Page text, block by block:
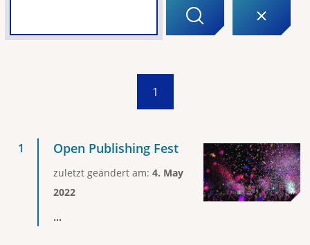
1
Open Publishing Fest
zuletzt geändert am: 4. May
2022
...